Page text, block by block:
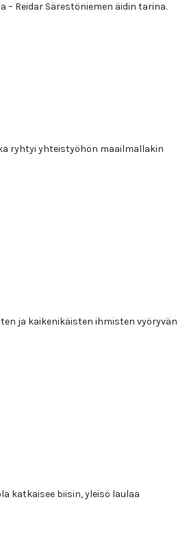
Reidar Särestöniemen äidin tarina.
ryhtyi yhteistyöhön maailmallakin
ja kaikenikäisten ihmisten vyöryvän
katkaisee biisin, yleisö laulaa